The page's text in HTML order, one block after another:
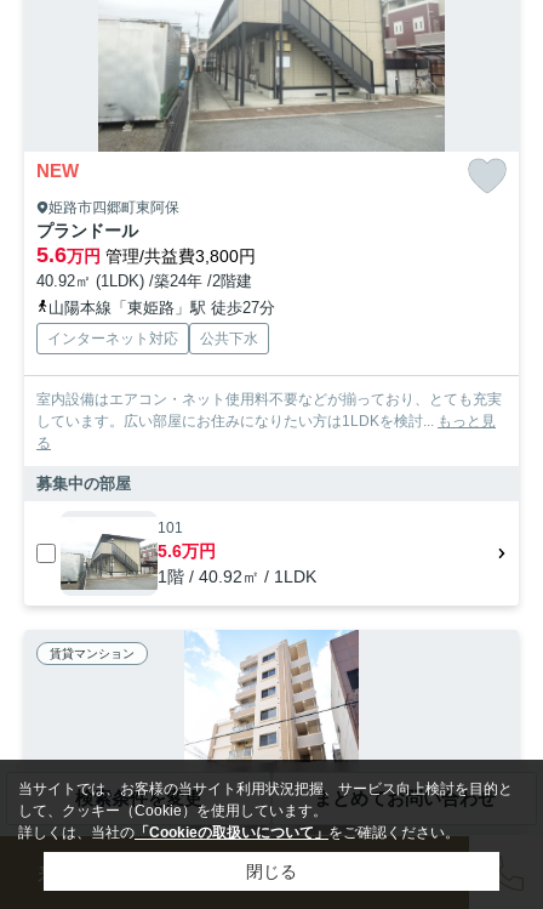
NEW
姫路市四郷町東阿保
プランドール
5.6万円 管理/共益費3,800円
40.92㎡ (1LDK) /築24年 /2階建
山陽本線「東姫路」駅 徒歩27分
インターネット対応 公共下水
室内設備はエアコン・ネット使用料不要などが揃っており、とても充実
しています。広い部屋にお住みになりたい方は1LDKを検討... もっと見
る
募集中の部屋
101
5.6万円
1階 / 40.92㎡ / 1LDK
賃貸マンション
検索条件を変更 まとめてお問い合わせ
来店予約 会員登録
当サイトでは、お客様の当サイト利用状況把握、サービス向上検討を目的と
して、クッキー（Cookie）を使用しています。
詳しくは、当社の「Cookieの取扱いについて」をご確認ください。
閉じる